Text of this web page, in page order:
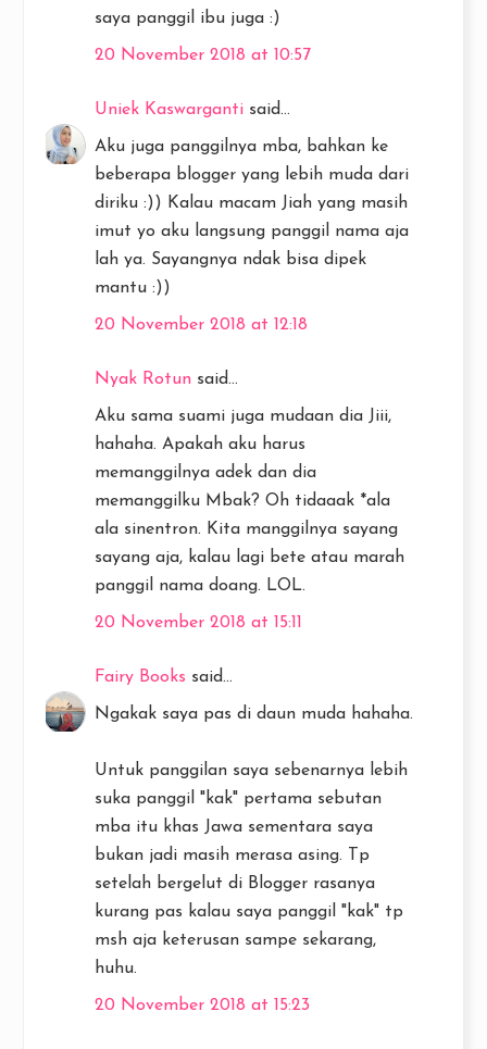
saya panggil ibu juga :)
20 November 2018 at 10:57
Uniek Kaswarganti said...
Aku juga panggilnya mba, bahkan ke
beberapa blogger yang lebih muda dari
diriku :)) Kalau macam Jiah yang masih
imut yo aku langsung panggil nama aja
lah ya. Sayangnya ndak bisa dipek
mantu :))
20 November 2018 at 12:18
Nyak Rotun said...
Aku sama suami juga mudaan dia Jiii,
hahaha. Apakah aku harus
memanggilnya adek dan dia
memanggilku Mbak? Oh tidaaak *ala
ala sinentron. Kita manggilnya sayang
sayang aja, kalau lagi bete atau marah
panggil nama doang. LOL.
20 November 2018 at 15:11
Fairy Books said...
Ngakak saya pas di daun muda hahaha.
Untuk panggilan saya sebenarnya lebih
suka panggil "kak" pertama sebutan
mba itu khas Jawa sementara saya
bukan jadi masih merasa asing. Tp
setelah bergelut di Blogger rasanya
kurang pas kalau saya panggil "kak" tp
msh aja keterusan sampe sekarang,
huhu.
20 November 2018 at 15:23